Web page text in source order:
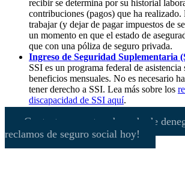
recibir se determina por su historial
contribuciones (pagos) que ha realizado.
trabajar (y dejar de pagar impuestos de
un momento en que el estado de
que con una póliza de seguro privada.
Ingreso de Seguridad Suplementaria
SSI es un programa federal de asistencia
beneficios mensuales. No es necesario
tener derecho a SSI. Lea más sobre los
discapacidad de SSI aquí.
¡Contacte a nuestro abogado de
reclamos de seguro social hoy!